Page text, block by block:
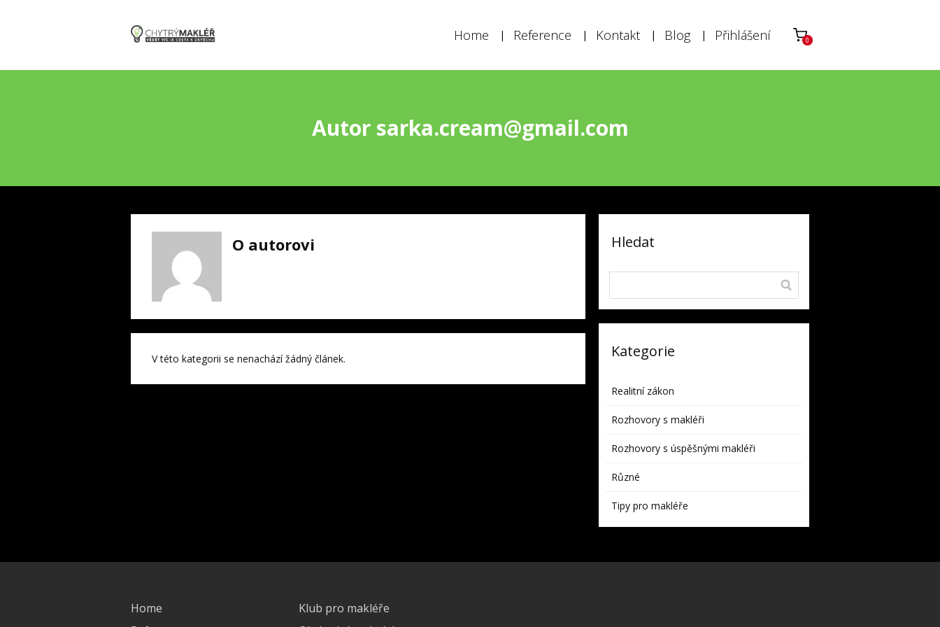
Home Reference Kontakt Blog Přihlášení 0
Autor sarka.cream@gmail.com
O autorovi
V této kategorii se nenachází žádný článek.
Hledat
Kategorie
Realitní zákon
Rozhovory s makléři
Rozhovory s úspěšnými makléři
Různé
Tipy pro makléře
Home
Klub pro makléře